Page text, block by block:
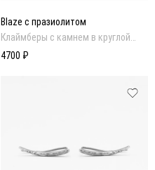
Blaze с празиолитом
Клаймберы с камнем в круглой
огранке
4700 ₽